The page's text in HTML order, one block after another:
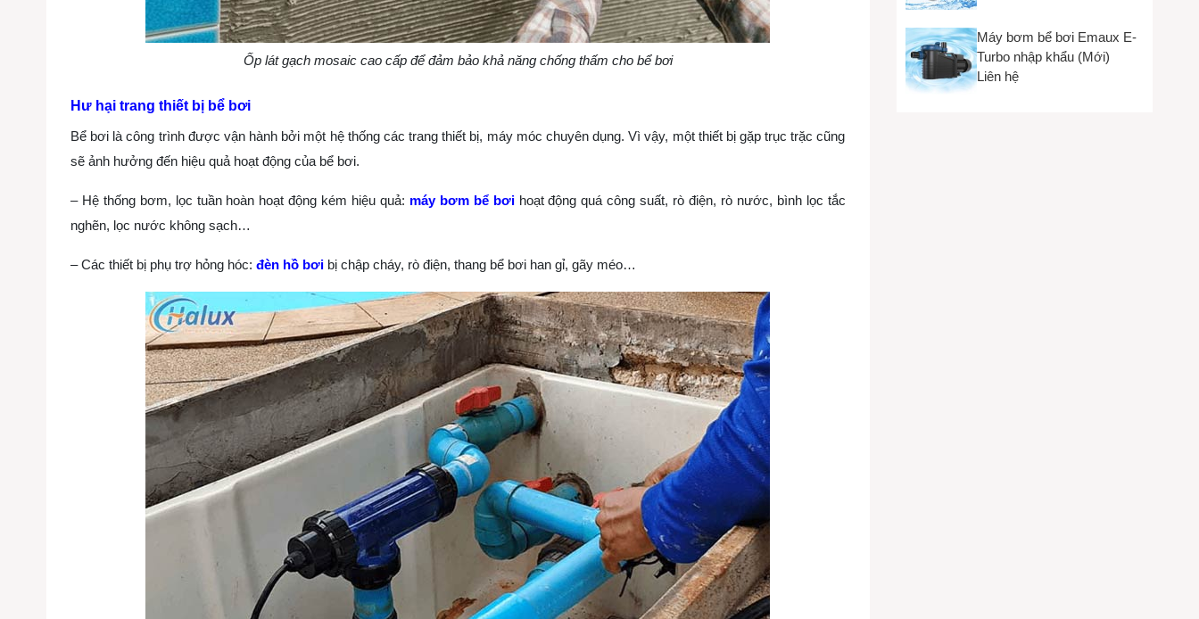
Ốp lát gạch mosaic cao cấp để đảm bảo khả năng chống thấm cho bể bơi
Hư hại trang thiết bị bể bơi
Bể bơi là công trình được vận hành bởi một hệ thống các trang thiết bị, máy móc chuyên dụng. Vì vậy, một thiết bị gặp trục trặc cũng
sẽ ảnh hưởng đến hiệu quả hoạt động của bể bơi.
– Hệ thống bơm, lọc tuần hoàn hoạt động kém hiệu quả: máy bơm bể bơihoạt động quá công suất, rò điện, rò nước, bình lọc tắc
nghẽn, lọc nước không sạch…
– Các thiết bị phụ trợ hỏng hóc: đèn hồ bơi bị chập cháy, rò điện, thang bể bơi han gỉ, gãy méo…
Máy bơm bể bơi Emaux E-
Turbo nhập khẩu (Mới)
Liên hệ